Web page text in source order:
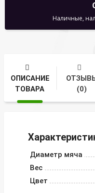
Наличные,
ОПИСАНИЕ
ТОВАРА
(0)
Диаметр мяча
Вес
Цвет